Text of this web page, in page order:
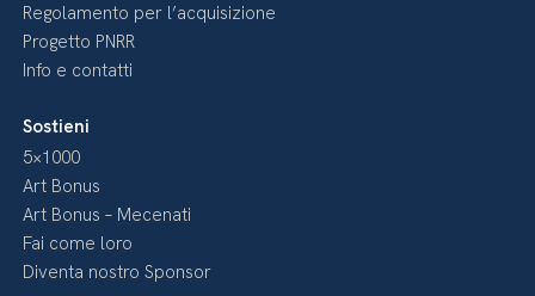
Regolamento per l’acquisizione
Progetto PNRR
Info e contatti
Sostieni
5×1000
Art Bonus
Art Bonus – Mecenati
Fai come loro
Diventa nostro Sponsor